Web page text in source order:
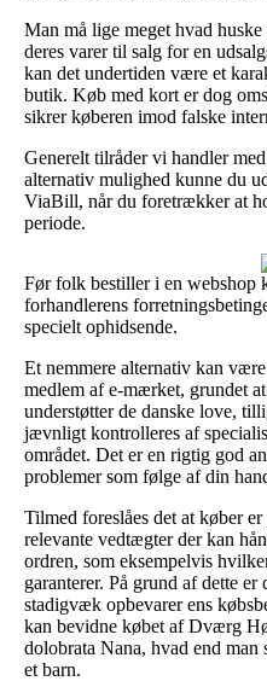
Man må lige meget hvad
deres varer til salg for en
kan det undertiden være et
butik. Køb med kort er dog
sikrer køberen imod falske
Generelt tilråder vi handler
alternativ mulighed kunne du
ViaBill, når du foretrækker at
periode.
Før folk bestiller i en webshop
forhandlerens
specielt ophidsende.
Et nemmere alternativ kan
medlem af e-mærket, grundet
understøtter de danske love,
jævnligt kontrolleres af
området. Det er en rigtig god
problemer som følge af din
Tilmed foreslåes det at køber
relevante vedtægter der kan
ordren, som eksempelvis
garanterer. På grund af dette
stadigvæk opbevarer ens
kan bevidne købet af Dværg
dolobrata Nana, hvad end
et barn.